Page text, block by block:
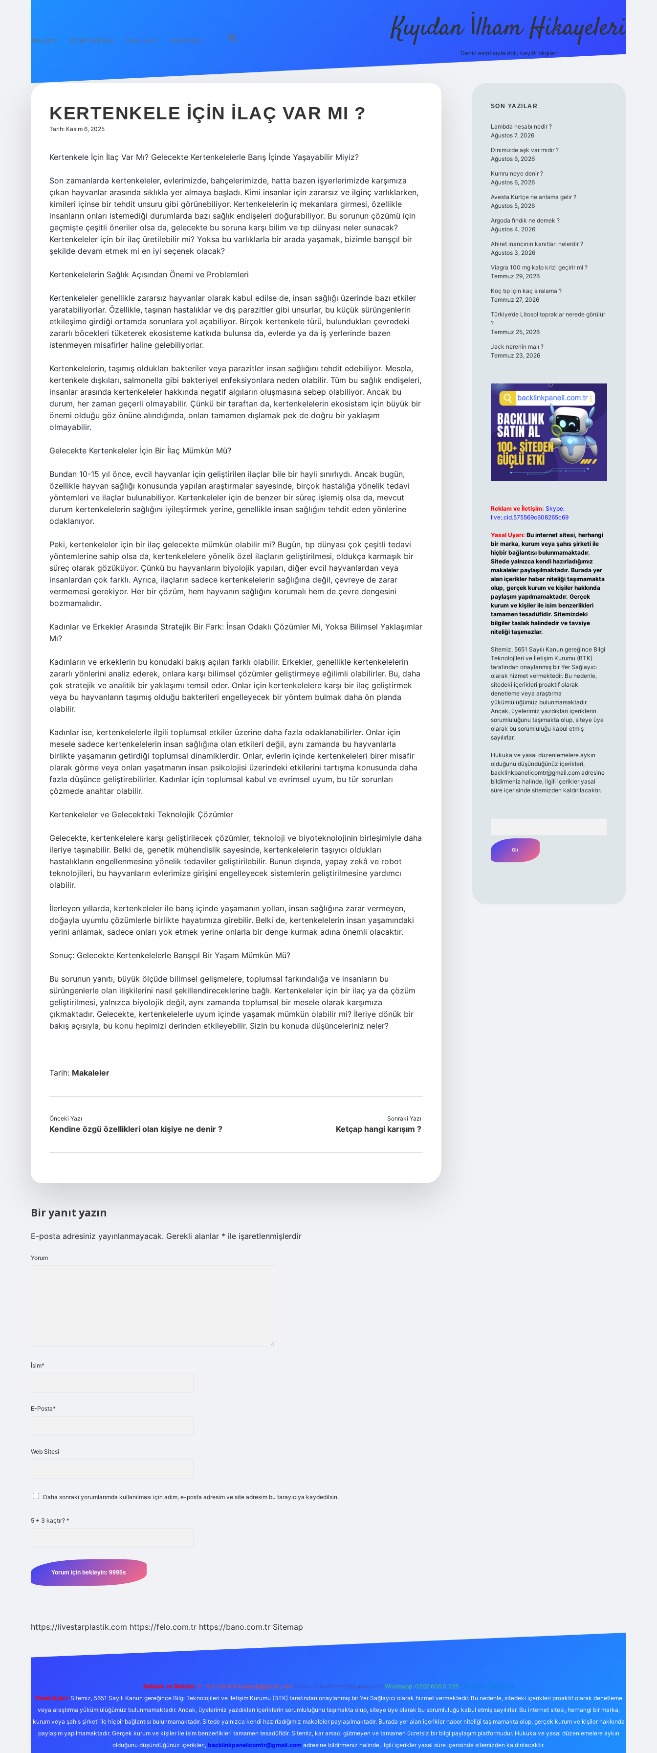
Anasayfa Gizlilik Politikası Yasal Uyarı Hakkımızda Kıyıdan İlham Hikayeleri
Deniz esintisiyle dolu keyifli bilgiler!
KERTENKELE IÇIN ILAÇ VAR MI ?
Tarih: Kasım 6, 2025
Kertenkele İçin İlaç Var Mı? Gelecekte Kertenkelelerle Barış İçinde Yaşayabilir Miyiz?
Son zamanlarda kertenkeleler, evlerimizde, bahçelerimizde, hatta bazen işyerlerimizde karşımıza
çıkan hayvanlar arasında sıklıkla yer almaya başladı. Kimi insanlar için zararsız ve ilginç varlıklarken,
kimileri içinse bir tehdit unsuru gibi görünebiliyor. Kertenkelelerin iç mekanlara girmesi, özellikle
insanların onları istemediği durumlarda bazı sağlık endişeleri doğurabiliyor. Bu sorunun çözümü için
geçmişte çeşitli öneriler olsa da, gelecekte bu soruna karşı bilim ve tıp dünyası neler sunacak?
Kertenkeleler için bir ilaç üretilebilir mi? Yoksa bu varlıklarla bir arada yaşamak, bizimle barışçıl bir
şekilde devam etmek mi en iyi seçenek olacak?
Kertenkelelerin Sağlık Açısından Önemi ve Problemleri
Kertenkeleler genellikle zararsız hayvanlar olarak kabul edilse de, insan sağlığı üzerinde bazı etkiler
yaratabiliyorlar. Özellikle, taşınan hastalıklar ve dış parazitler gibi unsurlar, bu küçük sürüngenlerin
etkileşime girdiği ortamda sorunlara yol açabiliyor. Birçok kertenkele türü, bulundukları çevredeki
zararlı böcekleri tüketerek ekosisteme katkıda bulunsa da, evlerde ya da iş yerlerinde bazen
istenmeyen misafirler haline gelebiliyorlar.
Kertenkelelerin, taşımış oldukları bakteriler veya parazitler insan sağlığını tehdit edebiliyor. Mesela,
kertenkele dışkıları, salmonella gibi bakteriyel enfeksiyonlara neden olabilir. Tüm bu sağlık endişeleri,
insanlar arasında kertenkeleler hakkında negatif algıların oluşmasına sebep olabiliyor. Ancak bu
durum, her zaman geçerli olmayabilir. Çünkü bir taraftan da, kertenkelelerin ekosistem için büyük bir
önemi olduğu göz önüne alındığında, onları tamamen dışlamak pek de doğru bir yaklaşım
olmayabilir.
Gelecekte Kertenkeleler İçin Bir İlaç Mümkün Mü?
Bundan 10-15 yıl önce, evcil hayvanlar için geliştirilen ilaçlar bile bir hayli sınırlıydı. Ancak bugün,
özellikle hayvan sağlığı konusunda yapılan araştırmalar sayesinde, birçok hastalığa yönelik tedavi
yöntemleri ve ilaçlar bulunabiliyor. Kertenkeleler için de benzer bir süreç işlemiş olsa da, mevcut
durum kertenkelelerin sağlığını iyileştirmek yerine, genellikle insan sağlığını tehdit eden yönlerine
odaklanıyor.
Peki, kertenkeleler için bir ilaç gelecekte mümkün olabilir mi? Bugün, tıp dünyası çok çeşitli tedavi
yöntemlerine sahip olsa da, kertenkelelere yönelik özel ilaçların geliştirilmesi, oldukça karmaşık bir
süreç olarak gözüküyor. Çünkü bu hayvanların biyolojik yapıları, diğer evcil hayvanlardan veya
insanlardan çok farklı. Ayrıca, ilaçların sadece kertenkelelerin sağlığına değil, çevreye de zarar
vermemesi gerekiyor. Her bir çözüm, hem hayvanın sağlığını korumalı hem de çevre dengesini
bozmamalıdır.
Kadınlar ve Erkekler Arasında Stratejik Bir Fark: İnsan Odaklı Çözümler Mi, Yoksa Bilimsel Yaklaşımlar
Mı?
Kadınların ve erkeklerin bu konudaki bakış açıları farklı olabilir. Erkekler, genellikle kertenkelelerin
zararlı yönlerini analiz ederek, onlara karşı bilimsel çözümler geliştirmeye eğilimli olabilirler. Bu, daha
çok stratejik ve analitik bir yaklaşımı temsil eder. Onlar için kertenkelelere karşı bir ilaç geliştirmek
veya bu hayvanların taşımış olduğu bakterileri engelleyecek bir yöntem bulmak daha ön planda
olabilir.
Kadınlar ise, kertenkelelerle ilgili toplumsal etkiler üzerine daha fazla odaklanabilirler. Onlar için
mesele sadece kertenkelelerin insan sağlığına olan etkileri değil, aynı zamanda bu hayvanlarla
birlikte yaşamanın getirdiği toplumsal dinamiklerdir. Onlar, evlerin içinde kertenkeleleri birer misafir
olarak görme veya onları yaşatmanın insan psikolojisi üzerindeki etkilerini tartışma konusunda daha
fazla düşünce geliştirebilirler. Kadınlar için toplumsal kabul ve evrimsel uyum, bu tür sorunları
çözmede anahtar olabilir.
Kertenkeleler ve Gelecekteki Teknolojik Çözümler
Gelecekte, kertenkelelere karşı geliştirilecek çözümler, teknoloji ve biyoteknolojinin birleşimiyle daha
ileriye taşınabilir. Belki de, genetik mühendislik sayesinde, kertenkelelerin taşıyıcı oldukları
hastalıkların engellenmesine yönelik tedaviler geliştirilebilir. Bunun dışında, yapay zekâ ve robot
teknolojileri, bu hayvanların evlerimize girişini engelleyecek sistemlerin geliştirilmesine yardımcı
olabilir.
İlerleyen yıllarda, kertenkeleler ile barış içinde yaşamanın yolları, insan sağlığına zarar vermeyen,
doğayla uyumlu çözümlerle birlikte hayatımıza girebilir. Belki de, kertenkelelerin insan yaşamındaki
yerini anlamak, sadece onları yok etmek yerine onlarla bir denge kurmak adına önemli olacaktır.
Sonuç: Gelecekte Kertenkelelerle Barışçıl Bir Yaşam Mümkün Mü?
Bu sorunun yanıtı, büyük ölçüde bilimsel gelişmelere, toplumsal farkındalığa ve insanların bu
sürüngenlerle olan ilişkilerini nasıl şekillendireceklerine bağlı. Kertenkeleler için bir ilaç ya da çözüm
geliştirilmesi, yalnızca biyolojik değil, aynı zamanda toplumsal bir mesele olarak karşımıza
çıkmaktadır. Gelecekte, kertenkelelerle uyum içinde yaşamak mümkün olabilir mi? İleriye dönük bir
bakış açısıyla, bu konu hepimizi derinden etkileyebilir. Sizin bu konuda düşünceleriniz neler?
Tarih: Makaleler
Önceki Yazı
Kendine özgü özellikleri olan kişiye ne denir ?
Sonraki Yazı
Ketçap hangi karışım ?
Bir yanıt yazın
E-posta adresiniz yayınlanmayacak. Gerekli alanlar * ile işaretlenmişlerdir
Yorum
İsim*
E-Posta*
Web Sitesi
Daha sonraki yorumlarımda kullanılması için adım, e-posta adresim ve site adresim bu tarayıcıya kaydedilsin.
5 + 3 kaçtır? *
https://livestarplastik.com https://felo.com.tr https://bano.com.tr Sitemap
SIDEBAR
SON YAZILAR
Lambda hesabı nedir ?
Ağustos 7, 2026
Dinimizde aşk var mıdır ?
Ağustos 6, 2026
Kumru neye denir ?
Ağustos 6, 2026
Avesta Kürtçe ne anlama gelir ?
Ağustos 5, 2026
Argoda fındık ne demek ?
Ağustos 4, 2026
Ahiret inancının kanıtları nelerdir ?
Ağustos 3, 2026
Viagra 100 mg kalp krizi geçirir mi ?
Temmuz 29, 2026
Koç tıp için kaç sıralama ?
Temmuz 27, 2026
Türkiye’de Litosol topraklar nerede görülür
?
Temmuz 25, 2026
Jack nerenin malı ?
Temmuz 23, 2026
Reklam ve İletişim: Skype:
live:.cid.575569c608265c69
Yasal Uyarı: Bu internet sitesi, herhangi
bir marka, kurum veya şahıs şirketi ile
hiçbir bağlantısı bulunmamaktadır.
Sitede yalnızca kendi hazırladığımız
makaleler paylaşılmaktadır. Burada yer
alan içerikler haber niteliği taşımamakta
olup, gerçek kurum ve kişiler hakkında
paylaşım yapılmamaktadır. Gerçek
kurum ve kişiler ile isim benzerlikleri
tamamen tesadüfidir. Sitemizdeki
bilgiler taslak halindedir ve tavsiye
niteliği taşımazlar.
Sitemiz, 5651 Sayılı Kanun gereğince Bilgi
Teknolojileri ve İletişim Kurumu (BTK)
tarafından onaylanmış bir Yer Sağlayıcı
olarak hizmet vermektedir. Bu nedenle,
sitedeki içerikleri proaktif olarak
denetleme veya araştırma
yükümlülüğümüz bulunmamaktadır.
Ancak, üyelerimiz yazdıkları içeriklerin
sorumluluğunu taşımakta olup, siteye üye
olarak bu sorumluluğu kabul etmiş
sayılırlar.
Hukuka ve yasal düzenlemelere aykırı
olduğunu düşündüğünüz içerikleri,
backlinkpanelicomtr@gmail.comadresine
bildirmeniz halinde, ilgili içerikler yasal
süre içerisinde sitemizden kaldırılacaktır.
Reklam ve İletişim: E-mail: backlinkpaneli@gmail.com Teams: forumhizmeti@gmail.com Whatsapp: 0262 606 0 726 Telegram: @karabul
Yasal Uyarı: Sitemiz, 5651 Sayılı Kanun gereğince Bilgi Teknolojileri ve İletişim Kurumu (BTK) tarafından onaylanmış bir Yer Sağlayıcı olarak hizmet vermektedir. Bu nedenle, sitedeki içerikleri proaktif olarak denetleme
veya araştırma yükümlülüğümüz bulunmamaktadır. Ancak, üyelerimiz yazdıkları içeriklerin sorumluluğunu taşımakta olup, siteye üye olarak bu sorumluluğu kabul etmiş sayılırlar. Bu internet sitesi, herhangi bir marka,
kurum veya şahıs şirketi ile hiçbir bağlantısı bulunmamaktadır. Sitede yalnızca kendi hazırladığımız makaleler paylaşılmaktadır. Burada yer alan içerikler haber niteliği taşımamakta olup, gerçek kurum ve kişiler hakkında
paylaşım yapılmamaktadır. Gerçek kurum ve kişiler ile isim benzerlikleri tamamen tesadüfidir. Sitemiz, kar amacı gütmeyen ve tamamen ücretsiz bir bilgi paylaşım platformudur. Hukuka ve yasal düzenlemelere aykırı
olduğunu düşündüğünüz içerikleri, backlinkpanelicomtr@gmail.com adresine bildirmeniz halinde, ilgili içerikler yasal süre içerisinde sitemizden kaldırılacaktır.